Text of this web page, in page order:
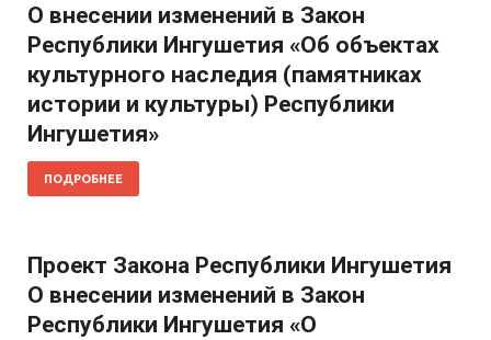
О внесении изменений в Закон
Республики Ингушетия «Об объектах
культурного наследия (памятниках
истории и культуры) Республики
Ингушетия»
ПОДРОБНЕЕ
Проект Закона Республики Ингушетия
О внесении изменений в Закон
Республики Ингушетия «О